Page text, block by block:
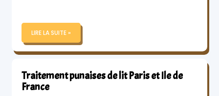
LIRE LA SUITE »
Traitement punaises de lit Paris et Ile de
France